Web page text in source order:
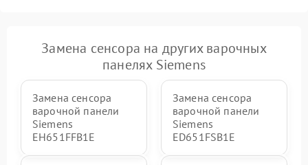
Замена сенсора на других варочных
панелях Siemens
Замена сенсора
варочной панели
Siemens
EH651FFB1E
Замена сенсора
варочной панели
Siemens
ED651FSB1E